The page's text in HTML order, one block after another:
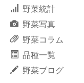
野菜統計
野菜写真
野菜コラム
品種一覧
野菜ブログ